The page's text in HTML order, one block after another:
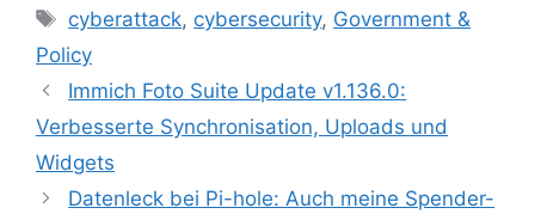
Schlagwörter
cyberattack, cybersecurity, Government &
Policy
Immich Foto Suite Update v1.136.0:
Verbesserte Synchronisation, Uploads und
Widgets
Datenleck bei Pi-hole: Auch meine Spender-